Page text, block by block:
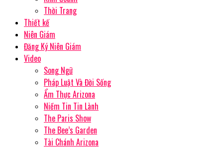
Thời Trang
Thiết kế
Niên Giám
Đăng Ký Niên Giám
Video
Song Ngữ
Pháp Luật Và Đời Sống
Ẩm Thực Arizona
Niềm Tin Tin Lành
The Paris Show
The Bee’s Garden
Tài Chánh Arizona